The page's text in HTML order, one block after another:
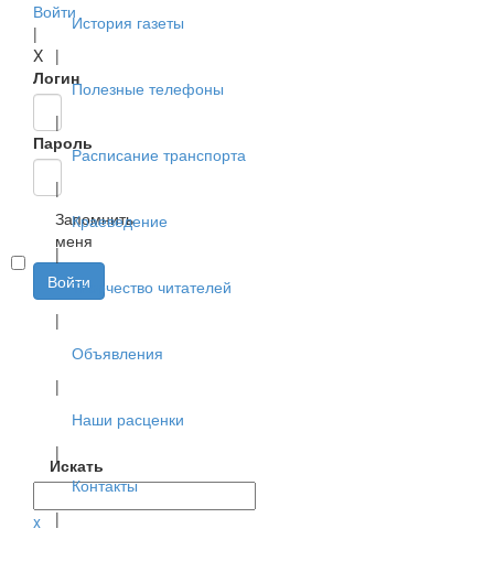
Войти
|
X
Логин
Пароль
Запомнить
меня
Войти
Искать
x
История газеты
|
Полезные телефоны
|
Расписание транспорта
|
Краеведение
|
Творчество читателей
|
Объявления
|
Наши расценки
|
Контакты
|